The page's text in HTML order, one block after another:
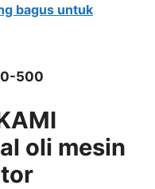
bagus untuk
500
oli mesin